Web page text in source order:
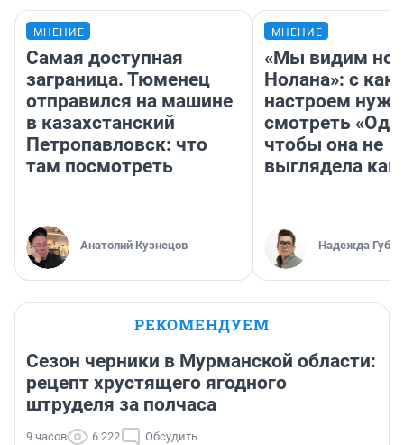
МНЕНИЕ
Самая доступная
заграница. Тюменец
отправился на машине
в казахстанский
Петропавловск: что
там посмотреть
Анатолий Кузнецов
МНЕНИЕ
«Мы видим
Нолана»: с
настроем
смотреть
чтобы она не
выглядела как
Надежда
РЕКОМЕНДУЕМ
Сезон черники в Мурманской области:
рецепт хрустящего ягодного
штруделя за полчаса
9 часов 6 222 Обсудить